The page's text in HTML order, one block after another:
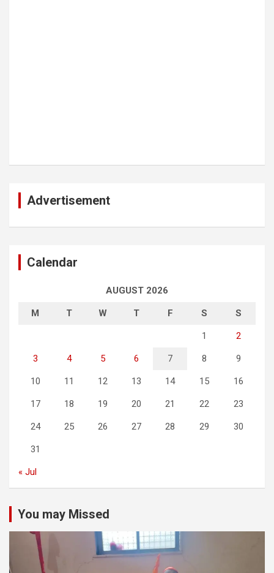
Advertisement
Calendar
AUGUST 2026
M T W T F S S
1 2
3 4 5 6 7 8 9
10 11 12 13 14 15 16
17 18 19 20 21 22 23
24 25 26 27 28 29 30
31
« Jul
You may Missed